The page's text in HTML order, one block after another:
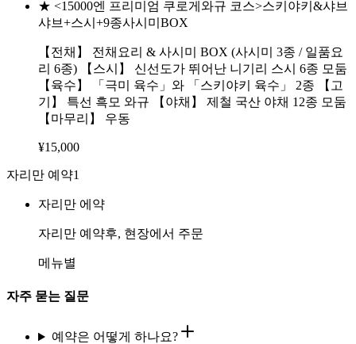
★ <15000엔 프리미엄 쿠로게와규 코스>스키야키&샤브
샤브+스시+9종사시미BOX
【전채】 전채요리 & 사시미 BOX (사시미 3종 / 일품요
리 6종) 【스시】 신선도가 뛰어난 니기리 스시 6종 모둠
【육수】 「극미 육수」와 「스키야키 육수」 2종 【고
기】 특선 흑모 와규 【야채】 제철 국산 야채 12종 모둠
【마무리】 우동
¥15,000
자리만 예약1
자리만 에약
자리만 예약후, 현장에서 주문
메뉴별
자주 묻는 질문
예약은 어떻게 하나요?